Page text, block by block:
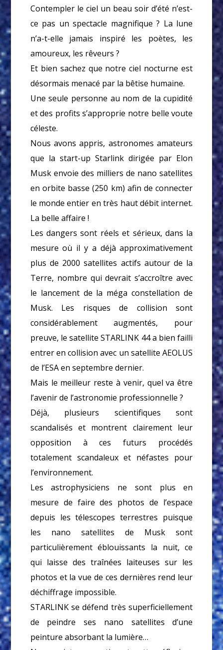
Contempler le ciel un beau soir d’été n’est-
ce pas un spectacle magnifique ? La lune
n’a-t-elle jamais inspiré les poètes, les
amoureux, les rêveurs ?
Et bien sachez que notre ciel nocturne est
désormais menacé par la bêtise humaine.
Une seule personne au nom de la cupidité
et des profits s’approprie notre belle voute
céleste.
Nous avons appris, astronomes amateurs
que la start-up Starlink dirigée par Elon
Musk envoie des milliers de nano satellites
en orbite basse (250 km) afin de connecter
le monde entier en très haut débit internet.
La belle affaire !
Les dangers sont réels et sérieux, dans la
mesure où il y a déjà approximativement
plus de 2000 satellites actifs autour de la
Terre, nombre qui devrait s’accroître avec
le lancement de la méga constellation de
Musk. Les risques de collision sont
considérablement augmentés, pour
preuve, le satellite STARLINK 44 a bien failli
entrer en collision avec un satellite AEOLUS
de l’ESA en septembre dernier.
Mais le meilleur reste à venir, quel va être
l’avenir de l’astronomie professionnelle ?
Déjà, plusieurs scientifiques sont
scandalisés et montrent clairement leur
opposition à ces futurs procédés
totalement scandaleux et néfastes pour
l’environnement.
Les astrophysiciens ne sont plus en
mesure de faire des photos de l’espace
depuis les télescopes terrestres puisque
les nano satellites de Musk sont
particulièrement éblouissants la nuit, ce
qui laisse des traînées laiteuses sur les
photos et la vue de ces dernières rend leur
déchiffrage impossible.
STARLINK se défend très superficiellement
de peindre ses nano satellites d’une
peinture absorbant la lumière…